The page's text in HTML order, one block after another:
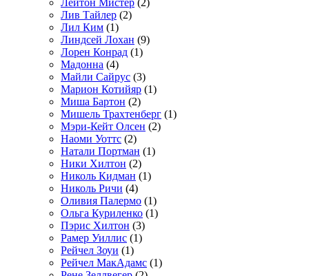
Лейтон Мистер (2)
Лив Тайлер (2)
Лил Ким (1)
Линдсей Лохан (9)
Лорен Конрад (1)
Мадонна (4)
Майли Сайрус (3)
Марион Котийяр (1)
Миша Бартон (2)
Мишель Трахтенберг (1)
Мэри-Кейт Олсен (2)
Наоми Уоттс (2)
Натали Портман (1)
Ники Хилтон (2)
Николь Кидман (1)
Николь Ричи (4)
Оливия Палермо (1)
Ольга Куриленко (1)
Пэрис Хилтон (3)
Рамер Уиллис (1)
Рейчел Зоуи (1)
Рейчел МакАдамс (1)